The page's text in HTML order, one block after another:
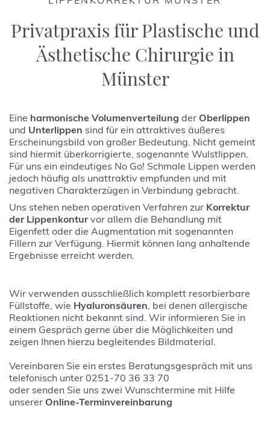
Privatpraxis für Plastische und
Ästhetische Chirurgie in
Münster
Eine harmonische Volumenverteilung der Oberlippen
und Unterlippen sind für ein attraktives äußeres
Erscheinungsbild von großer Bedeutung. Nicht gemeint
sind hiermit überkorrigierte, sogenannte Wulstlippen.
Für uns ein eindeutiges No Go! Schmale Lippen werden
jedoch häufig als unattraktiv empfunden und mit
negativen Charakterzügen in Verbindung gebracht.
Uns stehen neben operativen Verfahren zur Korrektur
der Lippenkonturvor allem die Behandlung mit
Eigenfett oder die Augmentation mit sogenannten
Fillern zur Verfügung. Hiermit können lang anhaltende
Ergebnisse erreicht werden.
Wir verwenden ausschließlich komplett resorbierbare
Füllstoffe, wie Hyaluronsäuren, bei denen allergische
Reaktionen nicht bekannt sind. Wir informieren Sie in
einem Gespräch gerne über die Möglichkeiten und
zeigen Ihnen hierzu begleitendes Bildmaterial.
Vereinbaren Sie ein erstes Beratungsgespräch mit uns
telefonisch unter 0251-70 36 33 70
oder senden Sie uns zwei Wunschtermine mit Hilfe
unserer Online-Terminvereinbarung